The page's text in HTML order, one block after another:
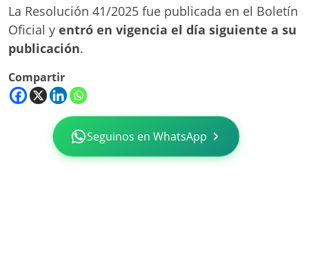
La Resolución 41/2025 fue publicada en el Boletín
Oficial y entró en vigencia el día siguiente a su
publicación.
Compartir
Seguinos en WhatsApp